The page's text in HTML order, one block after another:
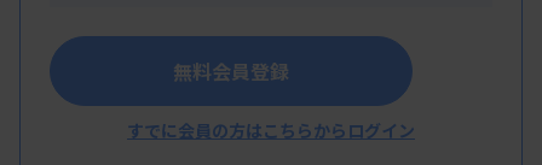
発症していた。研究チームはこれまでに、一般集団
の13歳を対象とした調査でPFASの有病率が10％で
あることを報告している。
無料会員登録
すでに会員の方はこちらからログイン